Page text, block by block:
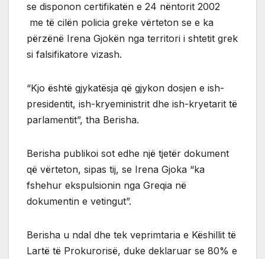
se disponon certifikatën e 24 nëntorit 2002
me të cilën policia greke vërteton se e ka
përzënë Irena Gjokën nga territori i shtetit grek
si falsifikatore vizash.
“Kjo është gjykatësja që gjykon dosjen e ish-
presidentit, ish-kryeministrit dhe ish-kryetarit të
parlamentit”, tha Berisha.
Berisha publikoi sot edhe një tjetër dokument
që vërteton, sipas tij, se Irena Gjoka “ka
fshehur ekspulsionin nga Greqia në
dokumentin e vetingut”.
Berisha u ndal dhe tek veprimtaria e Këshillit të
Lartë të Prokurorisë, duke deklaruar se 80% e